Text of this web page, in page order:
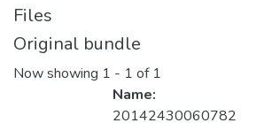
Files
Original bundle
Now showing 1 - 1 of 1
Name:
20142430060782